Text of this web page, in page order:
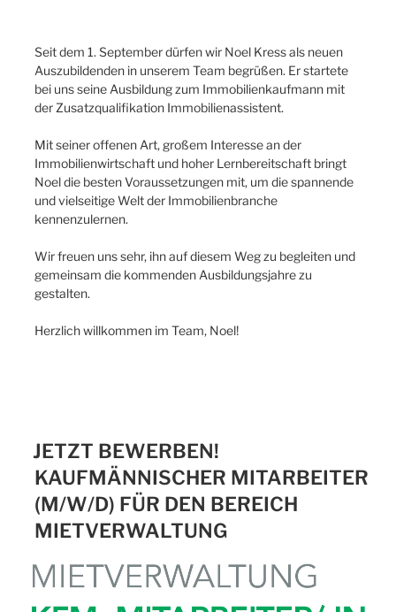
Seit dem 1. September dürfen wir Noel Kress als neuen
Auszubildenden in unserem Team begrüßen. Er startete
bei uns seine Ausbildung zum Immobilienkaufmann mit
der Zusatzqualifikation Immobilienassistent.
Mit seiner offenen Art, großem Interesse an der
Immobilienwirtschaft und hoher Lernbereitschaft bringt
Noel die besten Voraussetzungen mit, um die spannende
und vielseitige Welt der Immobilienbranche
kennenzulernen.
Wir freuen uns sehr, ihn auf diesem Weg zu begleiten und
gemeinsam die kommenden Ausbildungsjahre zu
gestalten.
Herzlich willkommen im Team, Noel!
JETZT BEWERBEN!
KAUFMÄNNISCHER MITARBEITER
(M/W/D) FÜR DEN BEREICH
MIETVERWALTUNG